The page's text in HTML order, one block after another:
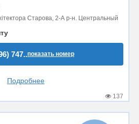
Старова, 2-А р-н. Центральный
747..показать номер
Подробнее
137